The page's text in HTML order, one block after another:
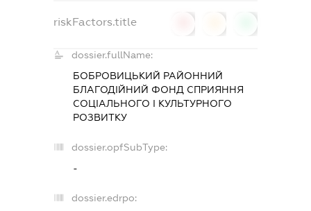
riskFactors.title
dossier.fullName:
БОБРОВИЦЬКИЙ РАЙОННИЙ
БЛАГОДІЙНИЙ ФОНД СПРИЯННЯ
СОЦІАЛЬНОГО І КУЛЬТУРНОГО
РОЗВИТКУ
dossier.opfSubType:
-
dossier.edrpo: